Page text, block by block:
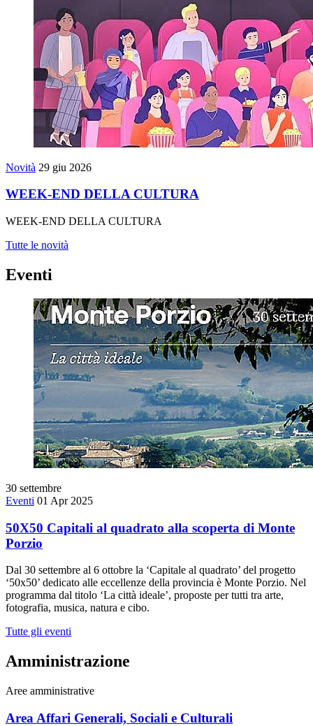
Novità 29 giu 2026
WEEK-END DELLA CULTURA
WEEK-END DELLA CULTURA
Tutte le novità
Eventi
30 settembre
Eventi 01 Apr 2025
50X50 Capitali al quadrato alla scoperta di Monte
Porzio
Dal 30 settembre al 6 ottobre la ‘Capitale al quadrato’ del progetto
‘50x50’ dedicato alle eccellenze della provincia è Monte Porzio. Nel
programma dal titolo ‘La città ideale’, proposte per tutti tra arte,
fotografia, musica, natura e cibo.
Tutte gli eventi
Amministrazione
Aree amministrative
Area Affari Generali, Sociali e Culturali